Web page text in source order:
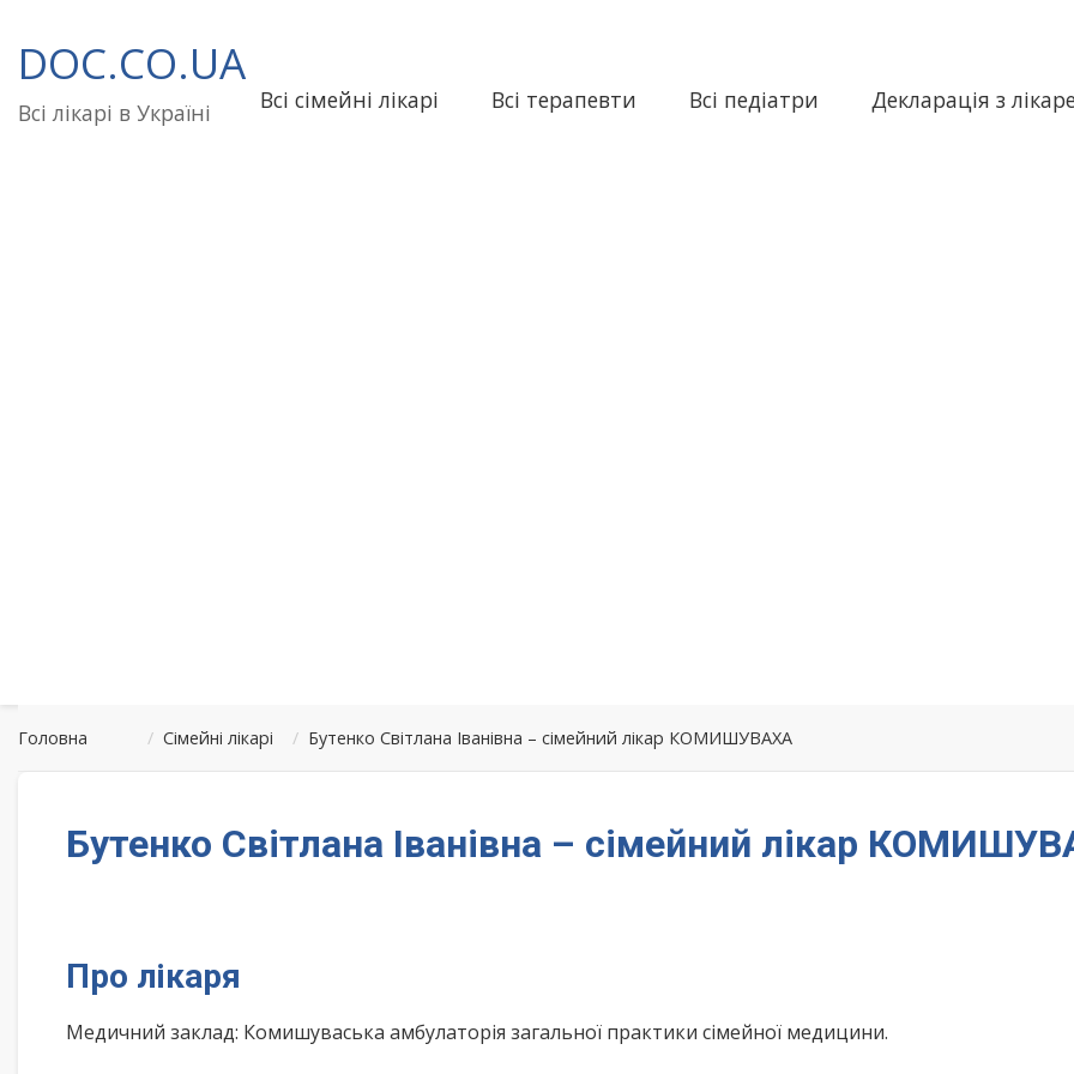
до
вмісту
DOC.CO.UA
Всі лікарі в Україні Всі сімейні лікарі Всі терапевти Всі педіатри Декларація з
Головна / Сімейні лікарі / Бутенко Світлана Іванівна – сімейний лікар КОМИШУВАХА
Бутенко Світлана Іванівна – сімейний лікар
Про лікаря
Медичний заклад: Комишуваська амбулаторія загальної практики сімейної медицини.